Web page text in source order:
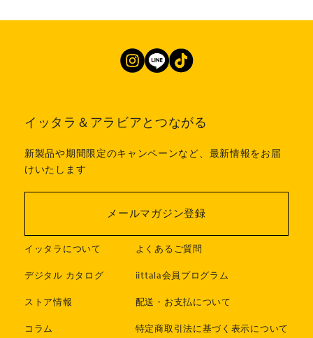
イッタラ＆アラビアとつながる
新製品や期間限定のキャンペーンなど、最新情報をお届
けいたします
メールマガジン登録
イッタラについて
デジタル カタログ
ストア情報
コラム
よくあるご質問
iittala会員プログラム
配送・お支払について
特定商取引法に基づく表示について